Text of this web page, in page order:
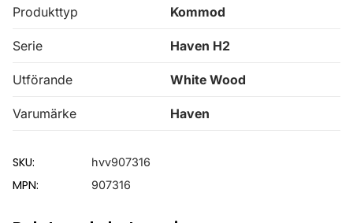
Produkttyp Kommod
Serie Haven H2
Utförande White Wood
Varumärke Haven
SKU: hvv907316
MPN: 907316